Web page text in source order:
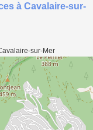
à Cavalaire-sur-
sur-Mer
à Cavalaire-sur-Mer